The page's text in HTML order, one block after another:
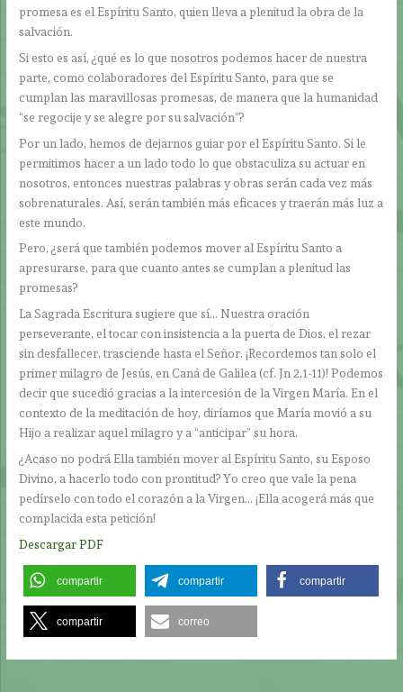
promesa es el Espíritu Santo, quien lleva a plenitud la obra de la
salvación.
Si esto es así, ¿qué es lo que nosotros podemos hacer de nuestra
parte, como colaboradores del Espíritu Santo, para que se
cumplan las maravillosas promesas, de manera que la humanidad
“se regocije y se alegre por su salvación”?
Por un lado, hemos de dejarnos guiar por el Espíritu Santo. Si le
permitimos hacer a un lado todo lo que obstaculiza su actuar en
nosotros, entonces nuestras palabras y obras serán cada vez más
sobrenaturales. Así, serán también más eficaces y traerán más luz a
este mundo.
Pero, ¿será que también podemos mover al Espíritu Santo a
apresurarse, para que cuanto antes se cumplan a plenitud las
promesas?
La Sagrada Escritura sugiere que sí… Nuestra oración
perseverante, el tocar con insistencia a la puerta de Dios, el rezar
sin desfallecer, trasciende hasta el Señor. ¡Recordemos tan solo el
primer milagro de Jesús, en Caná de Galilea (cf. Jn 2,1-11)! Podemos
decir que sucedió gracias a la intercesión de la Virgen María. En el
contexto de la meditación de hoy, diríamos que María movió a su
Hijo a realizar aquel milagro y a “anticipar” su hora.
¿Acaso no podrá Ella también mover al Espíritu Santo, su Esposo
Divino, a hacerlo todo con prontitud? Yo creo que vale la pena
pedírselo con todo el corazón a la Virgen… ¡Ella acogerá más que
complacida esta petición!
Descargar PDF
compartir compartir compartir
compartir correo